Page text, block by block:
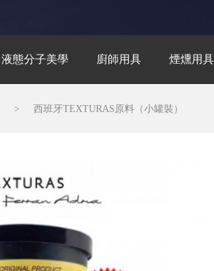
液態分子美學 廚師用具 煙燻用具
> 西班牙TEXTURAS原料（小罐裝）